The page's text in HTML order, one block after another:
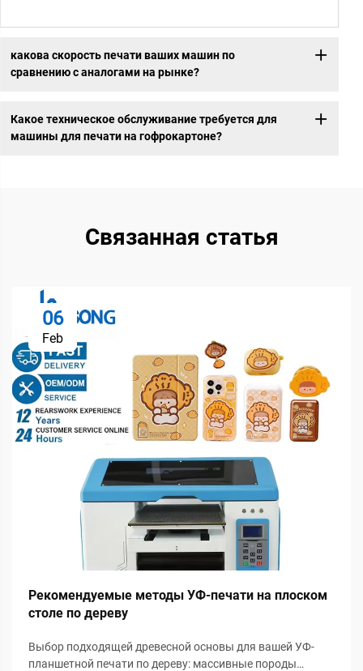
какова скорость печати ваших машин по
сравнению с аналогами на рынке?
Какое техническое обслуживание требуется для
машины для печати на гофрокартоне?
Связанная статья
06
Feb
Рекомендуемые методы УФ-печати на плоском
столе по дереву
Выбор подходящей древесной основы для вашей УФ-
планшетной печати по дереву: массивные породы